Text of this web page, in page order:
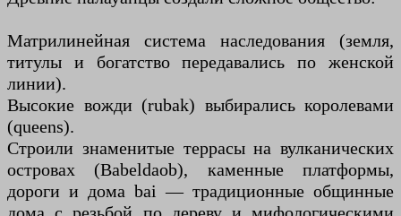
Матрилинейная система наследования (земля,
титулы и богатство передавались по женской
линии).
Высокие вожди (rubak) выбирались королевами
(queens).
Строили знаменитые террасы на вулканических
островах (Babeldaob), каменные платформы,
дороги и дома bai — традиционные общинные
дома с резьбой по дереву и мифологическими